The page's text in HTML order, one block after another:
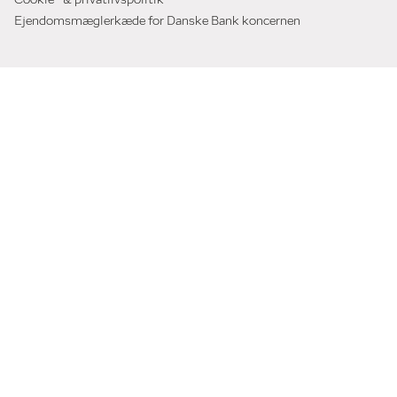
Ejendomsmæglerkæde for Danske Bank koncernen